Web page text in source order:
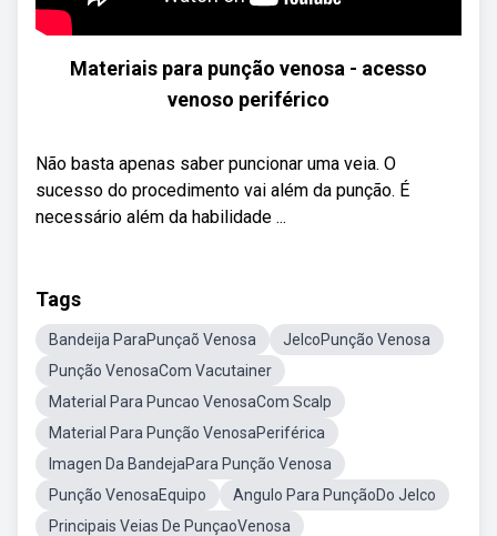
Materiais para punção venosa - acesso
venoso periférico
Não basta apenas saber puncionar uma veia. O
sucesso do procedimento vai além da punção. É
necessário além da habilidade ...
Tags
Bandeija ParaPunçaõ Venosa
JelcoPunção Venosa
Punção VenosaCom Vacutainer
Material Para Puncao VenosaCom Scalp
Material Para Punção VenosaPeriférica
Imagen Da BandejaPara Punção Venosa
Punção VenosaEquipo
Angulo Para PunçãoDo Jelco
Principais Veias De PunçaoVenosa